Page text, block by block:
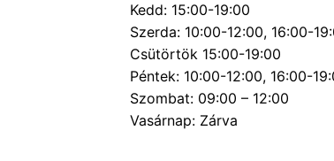
Kedd: 15:00-19:00
Szerda: 10:00-12:00, 16:00-
Csütörtök 15:00-19:00
Péntek: 10:00-12:00, 16:00-
Szombat: 09:00 – 12:00
Vasárnap: Zárva